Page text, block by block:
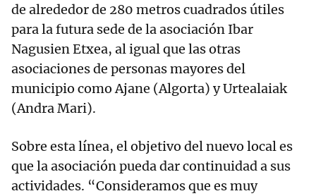
de alrededor de 280 metros cuadrados útiles
para la futura sede de la asociación Ibar
Nagusien Etxea, al igual que las otras
asociaciones de personas mayores del
municipio como Ajane (Algorta) y Urtealaiak
(Andra Mari).
Sobre esta línea, el objetivo del nuevo local es
que la asociación pueda dar continuidad a sus
actividades. “Consideramos que es muy